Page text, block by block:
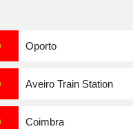
Oporto
Aveiro Train Station
Coimbra